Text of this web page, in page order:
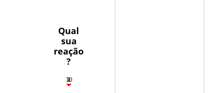
Qual
sua
reação
?
3
1
1
2
10